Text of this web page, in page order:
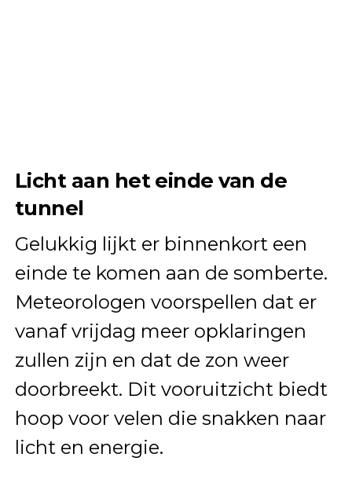
Licht aan het einde van de
tunnel
Gelukkig lijkt er binnenkort een
einde te komen aan de somberte.
Meteorologen voorspellen dat er
vanaf vrijdag meer opklaringen
zullen zijn en dat de zon weer
doorbreekt. Dit vooruitzicht biedt
hoop voor velen die snakken naar
licht en energie.